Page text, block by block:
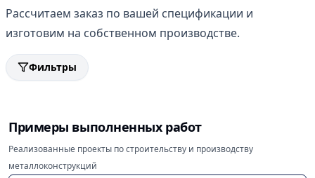
Рассчитаем заказ по вашей спецификации и
изготовим на собственном производстве.
Фильтры
Примеры выполненных работ
Реализованные проекты по строительству и производству
металлоконструкций